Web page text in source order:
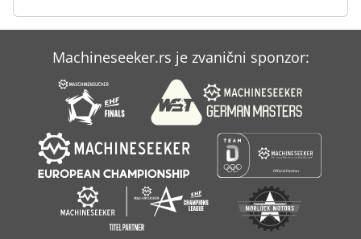
Case Ih Cvx 1195
Case Ih Mx 135
Case Ih Mx 285
Machineseeker.rs je zvanični sponzor: